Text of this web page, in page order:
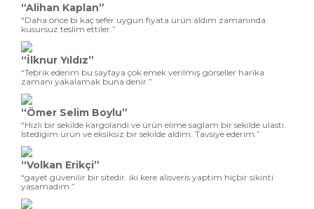
“Alihan Kaplan”
“Daha önce bi kaç sefer uygun fiyata ürün aldım zamanında
kusursuz teslim ettiler.”
“İlknur Yıldız”
“Tebrik ederim bu sayfaya çok emek verilmiş görseller harika
zamanı yakalamak buna denir ”
“Ömer Selim Boylu”
“Hizli bir sekilde kargolandi ve ürün elime saglam bir sekilde ulasti.
Istedigim ürün ve eksiksiz bir sekilde aldim. Tavsiye ederim.”
“Volkan Erikçi”
“gayet güvenilir bir sitedir. iki kere alisveris yaptim hiçbir sikinti
yasamadim.”